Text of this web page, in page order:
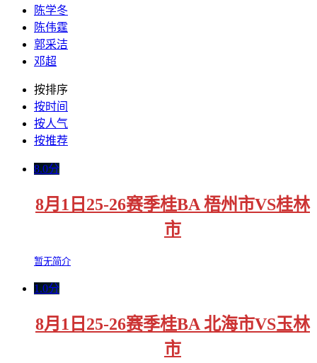
陈学冬
陈伟霆
郭采洁
邓超
按排序
按时间
按人气
按推荐
8.0分
8月1日25-26赛季桂BA 梧州市VS桂林
市
暂无简介
1.0分
8月1日25-26赛季桂BA 北海市VS玉林
市